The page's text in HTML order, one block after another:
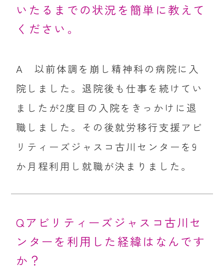
いたるまでの状況を簡単に教えて
ください。
A 以前体調を崩し精神科の病院に入
院しました。退院後も仕事を続けてい
ましたが2度目の入院をきっかけに退
職しました。その後就労移行支援アビ
リティーズジャスコ古川センターを9
か月程利用し就職が決まりました。
Qアビリティーズジャスコ古川セ
ンターを利用した経緯はなんです
か？